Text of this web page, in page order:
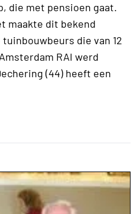
die met pensioen gaat.
maakte dit bekend
die van 12
RAI werd
(44) heeft een